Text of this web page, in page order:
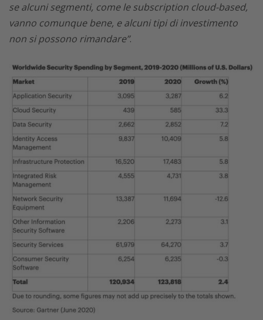
se alcuni segmenti, come le subscription cloud-based,
vanno comunque bene, e alcuni tipi di investimento
non si possono rimandare”.